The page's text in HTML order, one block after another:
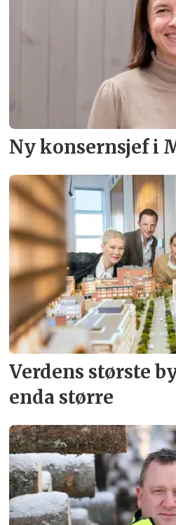
Ny konsern­sjef i
Verdens største
enda større